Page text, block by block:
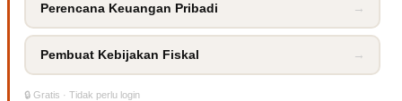
Perencana Keuangan Pribadi →
Pembuat Kebijakan Fiskal →
🔒 Gratis · Tidak perlu login